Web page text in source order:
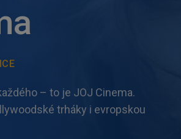
– to je JOJ Cinema.
trháky i evropskou